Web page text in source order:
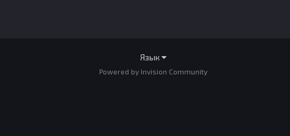
Язык
Powered by Invision Community